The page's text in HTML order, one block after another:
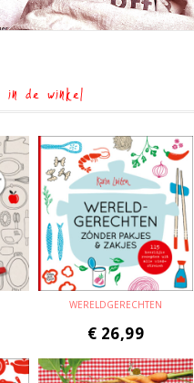
in de winkel
WERELDGERECHTEN
€ 26,99